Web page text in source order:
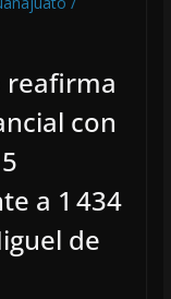
reafirma
con
a 1 434
de